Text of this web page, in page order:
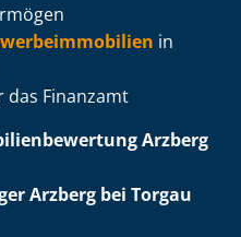
in
das Finanzamt
Arzberg
Arzberg bei Torgau